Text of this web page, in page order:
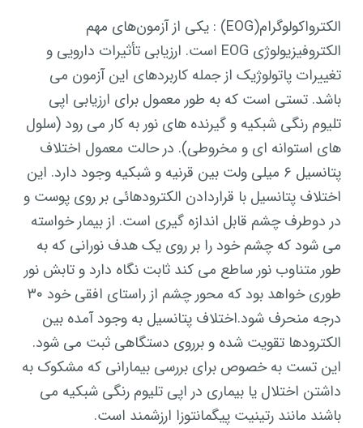
الکترواکولوگرام(EOG) : یکی از آزمون‌های مهم
الکتروفیزیولوژی EOG است. ارزیابی تأثیرات دارویی و
تغییرات پاتولوژیک از جمله کاربردهای این آزمون می
باشد. تستی است که به طور معمول برای ارزیابی اپی
تلیوم رنگی شبکیه و گیرنده های نور به کار می رود (سلول
های استوانه ای و مخروطی). در حالت معمول اختلاف
پتانسیل ۶ میلی ولت بین قرنیه و شبکیه وجود دارد. این
اختلاف پتانسیل با قراردادن الکترودهائی بر روی پوست و
در دوطرف چشم قابل اندازه گیری است. از بیمار خواسته
می شود که چشم خود را بر روی یک هدف نورانی که به
طور متناوب نور ساطع می کند ثابت نگاه دارد و تابش نور
طوری خواهد بود که محور چشم از راستای افقی خود ۳۰
درجه منحرف شود.اختلاف پتانسیل به وجود آمده بین
الکترودها تقویت شده و برروی دستگاهی ثبت می شود.
این تست به خصوص برای بررسی بیمارانی که مشکوک به
داشتن اختلال یا بیماری در اپی تلیوم رنگی شبکیه می
باشند مانند رتینیت پیگمانتوزا ارزشمند است.